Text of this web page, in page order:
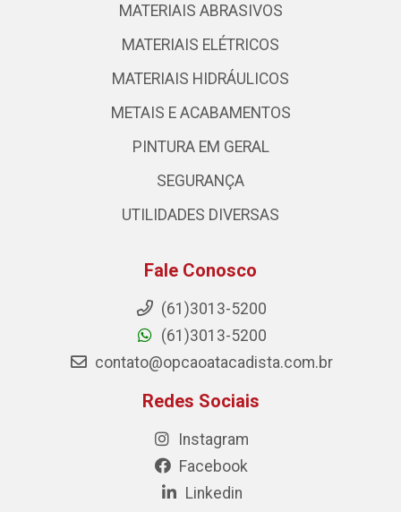
MATERIAIS ABRASIVOS
MATERIAIS ELÉTRICOS
MATERIAIS HIDRÁULICOS
METAIS E ACABAMENTOS
PINTURA EM GERAL
SEGURANÇA
UTILIDADES DIVERSAS
Fale Conosco
(61)3013-5200
(61)3013-5200
contato@opcaoatacadista.com.br
Redes Sociais
Instagram
Facebook
Linkedin